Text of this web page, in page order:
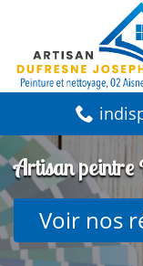
Artisan
Voir nos